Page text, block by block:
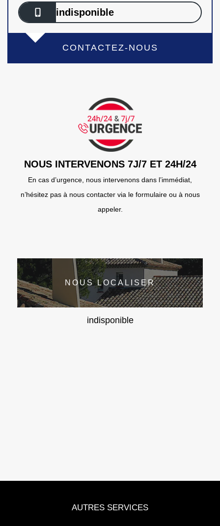
indisponible
CONTACTEZ-NOUS
NOUS INTERVENONS 7J/7 ET 24H/24
En cas d’urgence, nous intervenons dans l’immédiat,
n’hésitez pas à nous contacter via le formulaire ou à nous
appeler.
NOUS LOCALISER
indisponible
AUTRES SERVICES